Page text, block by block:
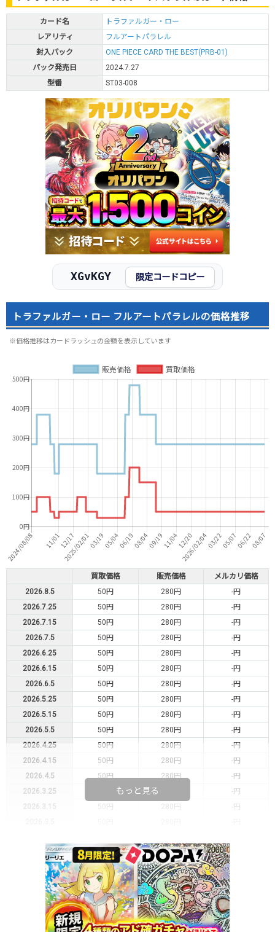
カード名
トラファルガー・ロー
レアリティ
フルアートパラレル
封入パック
ONE PIECE CARD THE BEST(PRB-01)
パック発売日
2024.7.27
型番
ST03-008
XGvKGY 限定コードコピー
トラファルガー・ロー フルアートパラレルの価格推移
※価格推移はカードラッシュの金額を表示しています
買取価格 販売価格
メルカリ価格
2026.8.5
50円 280円
-円
2026.7.25
50円 280円
-円
2026.7.15
50円 280円
-円
2026.7.5
50円 280円
-円
2026.6.25
50円 280円
-円
2026.6.15
50円 280円
-円
2026.6.5
50円 280円
-円
2026.5.25
50円 280円
-円
2026.5.15
50円 280円
-円
2026.5.5
50円 280円
-円
2026.4.25
50円 280円
-円
2026.4.15
50円 280円
-円
2026.4.5
50円 280円
-円
2026.3.25
-円
2026.3.15
50円 280円
-円
2026.2.15
50円 280円
2026.2.5
50円 280円
2026.1.25
50円 280円
2026.1.15
50円 280円
2026.1.5
50円 280円
2025.12.25
50円 280円
もっと見る